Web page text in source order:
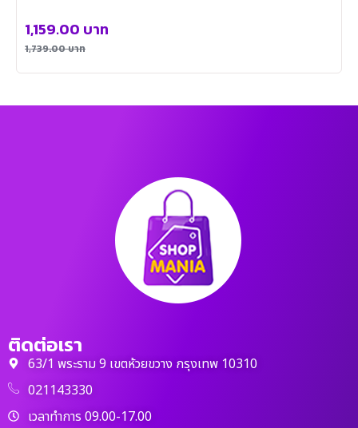
1,739.00บาท
1,159.00 บาท
ติดต่อเรา
63/1 พระราม 9 เขตห้วยขวาง กรุงเทพ 10310
021143330
เวลาทำการ 09.00-17.00